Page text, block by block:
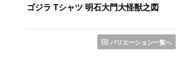
ゴジラ Tシャツ 明石大門大怪獣之図
バリエーション一覧へ